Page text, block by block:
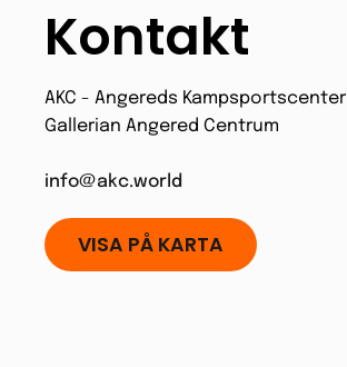
Kontakt
AKC - Angereds Kampsportscenter
Gallerian Angered Centrum
info@akc.world
VISA PÅ KARTA